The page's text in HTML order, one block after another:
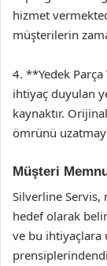
hizmet
müşterilerin
4. **Yedek
ihtiyaç duyulan
kaynaktır.
ömrünü
Müşteri
Silverline
hedef olarak
ve bu ihtiyaçlara